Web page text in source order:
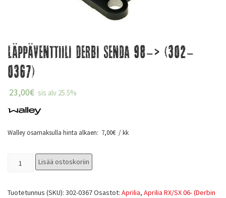
Läppäventtiili Derbi Senda 98-> (302-
0367)
23,00€ sis alv 25.5%
Walley osamaksulla hinta alkaen: 7,00€ / kk
Lisää ostoskoriin
Tuotetunnus (SKU): 302-0367Osastot: Aprilia, Aprilia RX/SX 06- (Derbin